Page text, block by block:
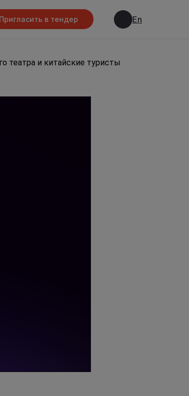
Пригласить в тендер En
театра и китайские туристы